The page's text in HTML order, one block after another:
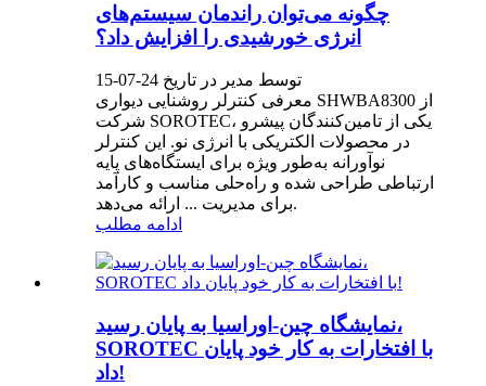
چگونه می‌توان راندمان سیستم‌های
انرژی خورشیدی را افزایش داد؟
توسط مدیر در تاریخ 24-07-15
معرفی کنترلر روشنایی دیواری SHWBA8300 از
شرکت SOROTEC، یکی از تامین‌کنندگان پیشرو
در محصولات الکتریکی با انرژی نو. این کنترلر
نوآورانه به‌طور ویژه برای ایستگاه‌های پایه
ارتباطی طراحی شده و راه‌حلی مناسب و کارآمد
برای مدیریت ... ارائه می‌دهد.
ادامه مطلب
نمایشگاه چین-اوراسیا به پایان رسید،
SOROTEC با افتخارات به کار خود پایان
داد!